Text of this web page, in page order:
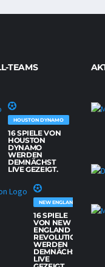
TEAMS
HOUSTON DYNAMO
16 SPIELE VON
HOUSTON
DYNAMO
WERDEN
DEMNÄCHST
LIVE GEZEIGT.
NEW ENGLAND
16 SPIELE
VON NEW
ENGLAND
REVOLUTION
WERDEN
DEMNÄCHST
LIVE